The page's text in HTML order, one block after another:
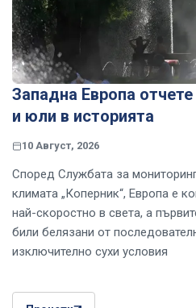
Западна Европа
и юли в историята
10 Август, 2026
Според Службата за
климата „Коперник“, Европа е
най-скоростно в света, а
били белязани от
изключително сухи условия